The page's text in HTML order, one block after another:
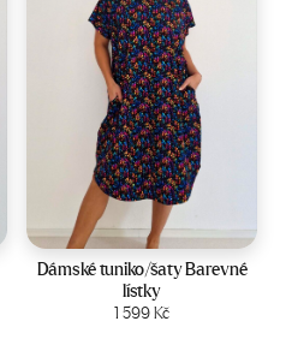
Velikost:44-50
Dámské tuniko/šaty Barevné
lístky
1 599Kč
Zobrazit produkt